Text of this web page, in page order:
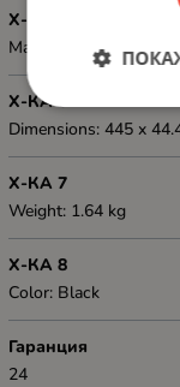
Х-КА 5
Material: Metal
Х-КА 6
Dimensions: 445 x
Х-КА 7
Weight: 1.64 kg
Х-КА 8
Color: Black
Гаранция
24